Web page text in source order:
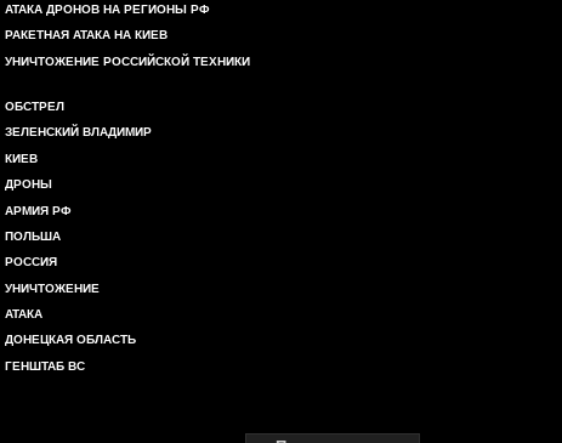
АТАКА ДРОНОВ НА РЕГИОНЫ РФ
РАКЕТНАЯ АТАКА НА КИЕВ
УНИЧТОЖЕНИЕ РОССИЙСКОЙ ТЕХНИКИ
ОБСТРЕЛ
ЗЕЛЕНСКИЙ ВЛАДИМИР
КИЕВ
ДРОНЫ
АРМИЯ РФ
ПОЛЬША
РОССИЯ
УНИЧТОЖЕНИЕ
АТАКА
ДОНЕЦКАЯ ОБЛАСТЬ
ГЕНШТАБ ВС